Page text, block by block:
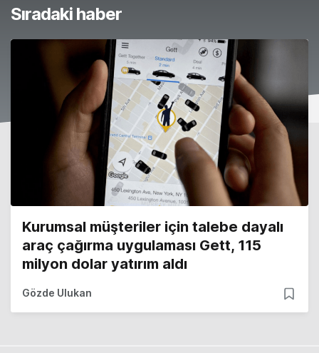
Sıradaki haber
Kurumsal müşteriler için talebe dayalı
araç çağırma uygulaması Gett, 115
milyon dolar yatırım aldı
Gözde Ulukan